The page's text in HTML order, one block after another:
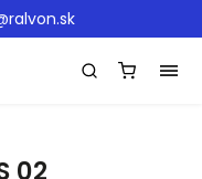
02